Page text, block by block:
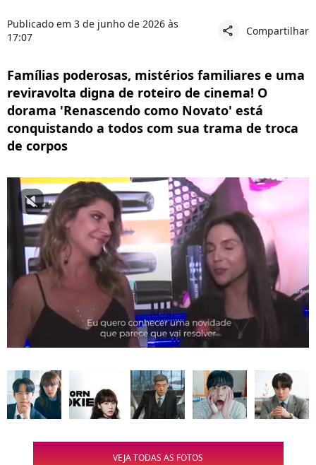
Publicado em 3 de junho de 2026 às
17:07
share Compartilhar
Famílias poderosas, mistérios familiares e uma
reviravolta digna de roteiro de cinema! O
dorama 'Renascendo como Novato' está
conquistando a todos com sua trama de troca
de corpos
VEJA TODAS AS FOTOS